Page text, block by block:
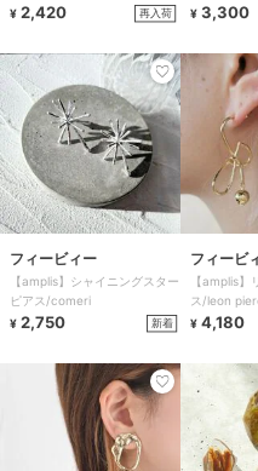
¥ 2,420 再入荷
¥ 3,300
フィービィー
【amplis】シャイニングスター
ピアス/comeri
¥ 2,750 新着
フィービ
【amplis】
ス/leon
¥ 4,180